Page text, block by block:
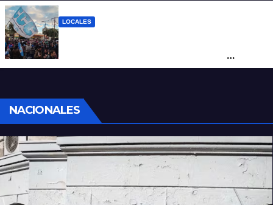
LOCALES
sociales y sindicales
NACIONALES